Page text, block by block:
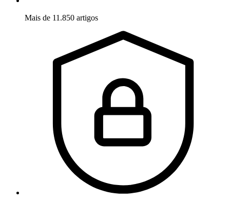
Mais de 11.850 artigos